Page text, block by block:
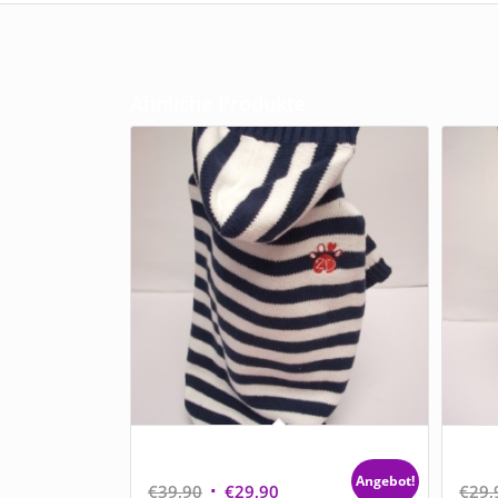
€39,90 Ursprünglicher
€29,90 AktuellerAngebot! €